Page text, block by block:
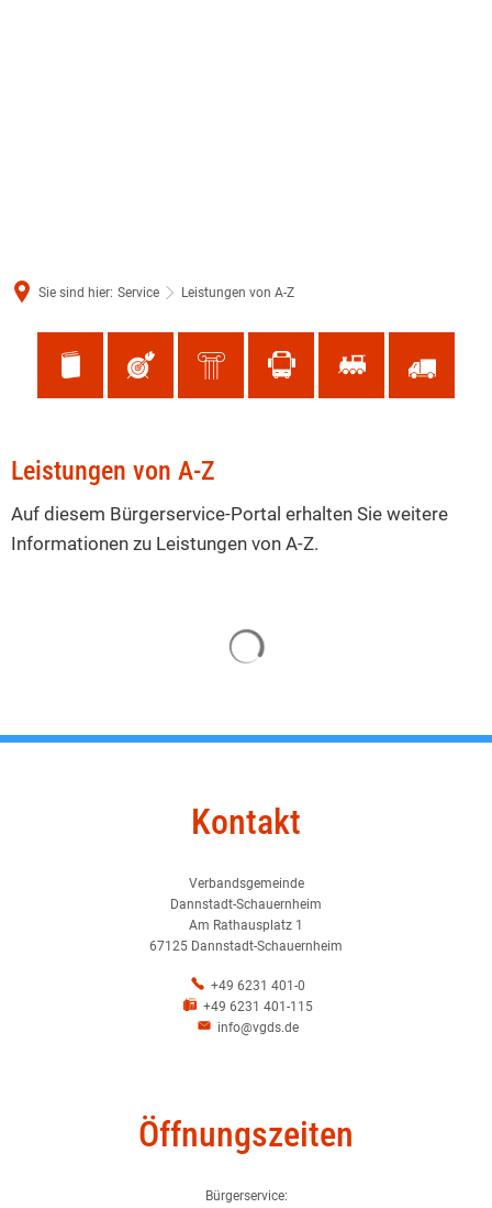
Sie sind hier: Service Leistungen von A-Z
Leistungen
von
A-
Leistungen von A-Z
Auf diesem Bürgerservice-Portal erhalten Sie weitere
Informationen zu Leistungen von A-Z.
Kontakt
Verbandsgemeinde
Dannstadt-Schauernheim
Am Rathausplatz 1
67125 Dannstadt-Schauernheim
+49 6231 401-0
+49 6231 401-115
info@vgds.de
Öffnungszeiten
Bürgerservice: